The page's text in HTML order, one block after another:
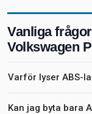
Vanliga
Volkswagen
Varför lyser ABS-
Kan jag byta bara